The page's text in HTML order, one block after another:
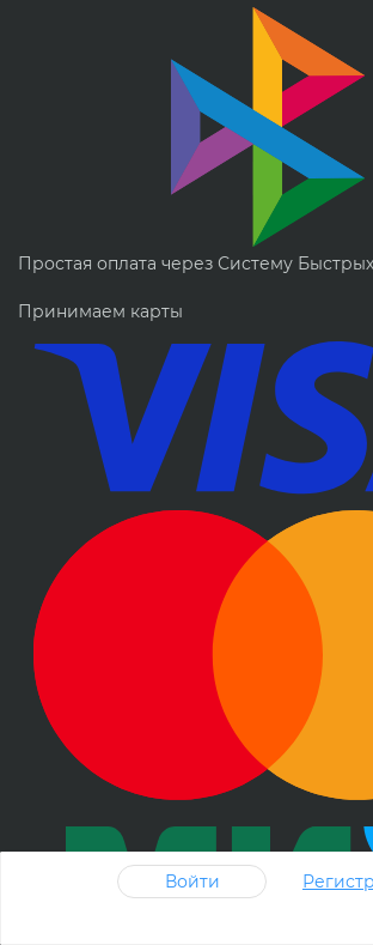
Простая оплата через Систему
Принимаем карты
Войти